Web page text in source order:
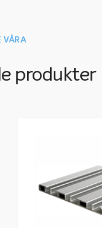
VÅRA
produkter